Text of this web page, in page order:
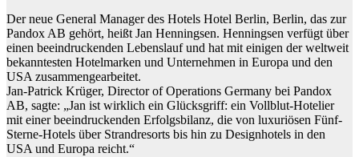
Der neue General Manager des Hotels Hotel Berlin, Berlin, das zur
Pandox AB gehört, heißt Jan Henningsen. Henningsen verfügt über
einen beeindruckenden Lebenslauf und hat mit einigen der weltweit
bekanntesten Hotelmarken und Unternehmen in Europa und den
USA zusammengearbeitet.
Jan-Patrick Krüger, Director of Operations Germany bei Pandox
AB, sagte: „Jan ist wirklich ein Glücksgriff: ein Vollblut-Hotelier
mit einer beeindruckenden Erfolgsbilanz, die von luxuriösen Fünf-
Sterne-Hotels über Strandresorts bis hin zu Designhotels in den
USA und Europa reicht.“